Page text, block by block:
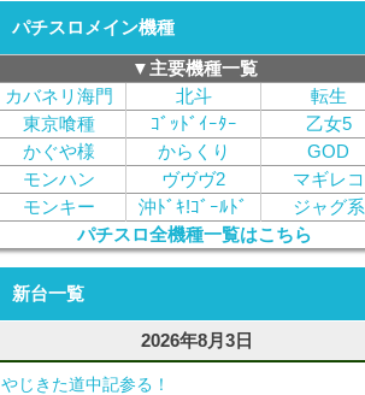
パチスロメイン機種
▼主要機種一覧
カバネリ海門
北斗
転生
東京喰種
ｺﾞｯﾄﾞｲｰﾀｰ
乙女5
かぐや様
からくり
GOD
モンハン
ヴヴヴ2
マギレコ
モンキー
沖ﾄﾞｷ!ｺﾞｰﾙﾄﾞ
ジャグ系
パチスロ全機種一覧はこちら
新台一覧
2026年8月3日
やじきた道中記参る！